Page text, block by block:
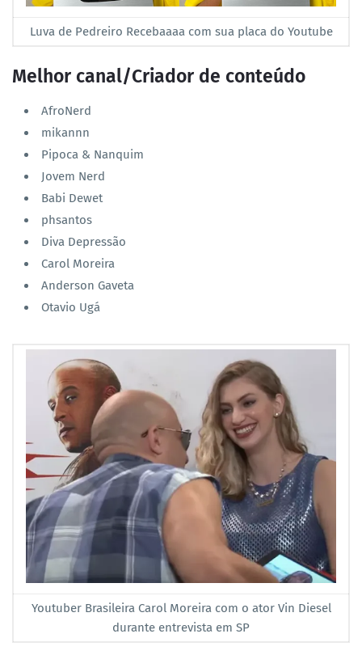
Luva de Pedreiro Recebaaaa com sua placa do Youtube
Melhor canal/Criador de conteúdo
AfroNerd
mikannn
Pipoca & Nanquim
Jovem Nerd
Babi Dewet
phsantos
Diva Depressão
Carol Moreira
Anderson Gaveta
Otavio Ugá
Youtuber Brasileira Carol Moreira com o ator Vin Diesel
durante entrevista em SP